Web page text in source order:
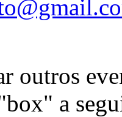
outros
a